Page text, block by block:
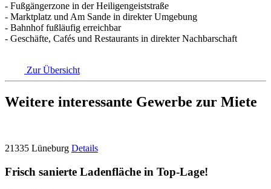
- Fußgängerzone in der Heiligengeiststraße
- Marktplatz und Am Sande in direkter Umgebung
- Bahnhof fußläufig erreichbar
- Geschäfte, Cafés und Restaurants in direkter Nachbarschaft
Zur Übersicht
Weitere interessante Gewerbe zur Miete
21335 Lüneburg Details
Frisch sanierte Ladenfläche in Top-Lage!